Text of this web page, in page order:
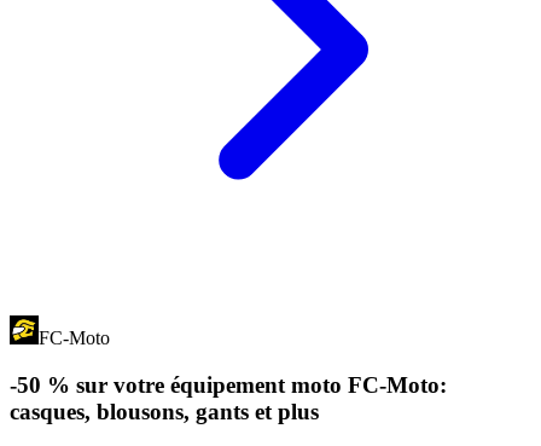
FC-Moto
-50 % sur votre équipement moto FC-Moto:
casques, blousons, gants et plus